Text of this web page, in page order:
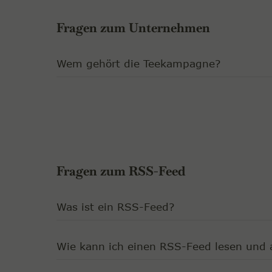
Fragen zum Unternehmen
Wem gehört die Teekampagne?
Fragen zum RSS-Feed
Was ist ein RSS-Feed?
Wie kann ich einen RSS-Feed lesen und